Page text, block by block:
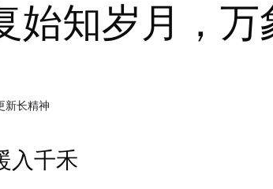
始知岁月，万
新长精神
入千禾